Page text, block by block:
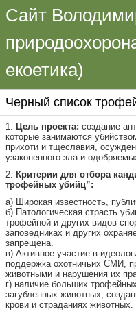
Сайт
екоетика)
Черный список
1. Цель проекта: создание
которые занимаются
прихоти и тщеславия,
узаконенного зла и
2. Критерии для отбора
трофейных убийц”:
а) Широкая известность,
б) Патологическая страсть
трофейной и других видов
заповедниках и других
запрещена.
в) Активное участие в
поддержка охотничьих СМИ,
животными и нарушения их
г) наличие больших
загубленных животных,
крови и страданиях животных.